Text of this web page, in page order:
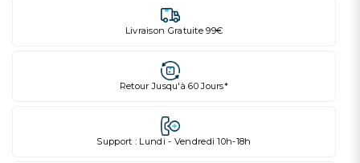
Livraison Gratuite 99€
Retour Jusqu'à 60 Jours*
Support : Lundi - Vendredi 10h-18h